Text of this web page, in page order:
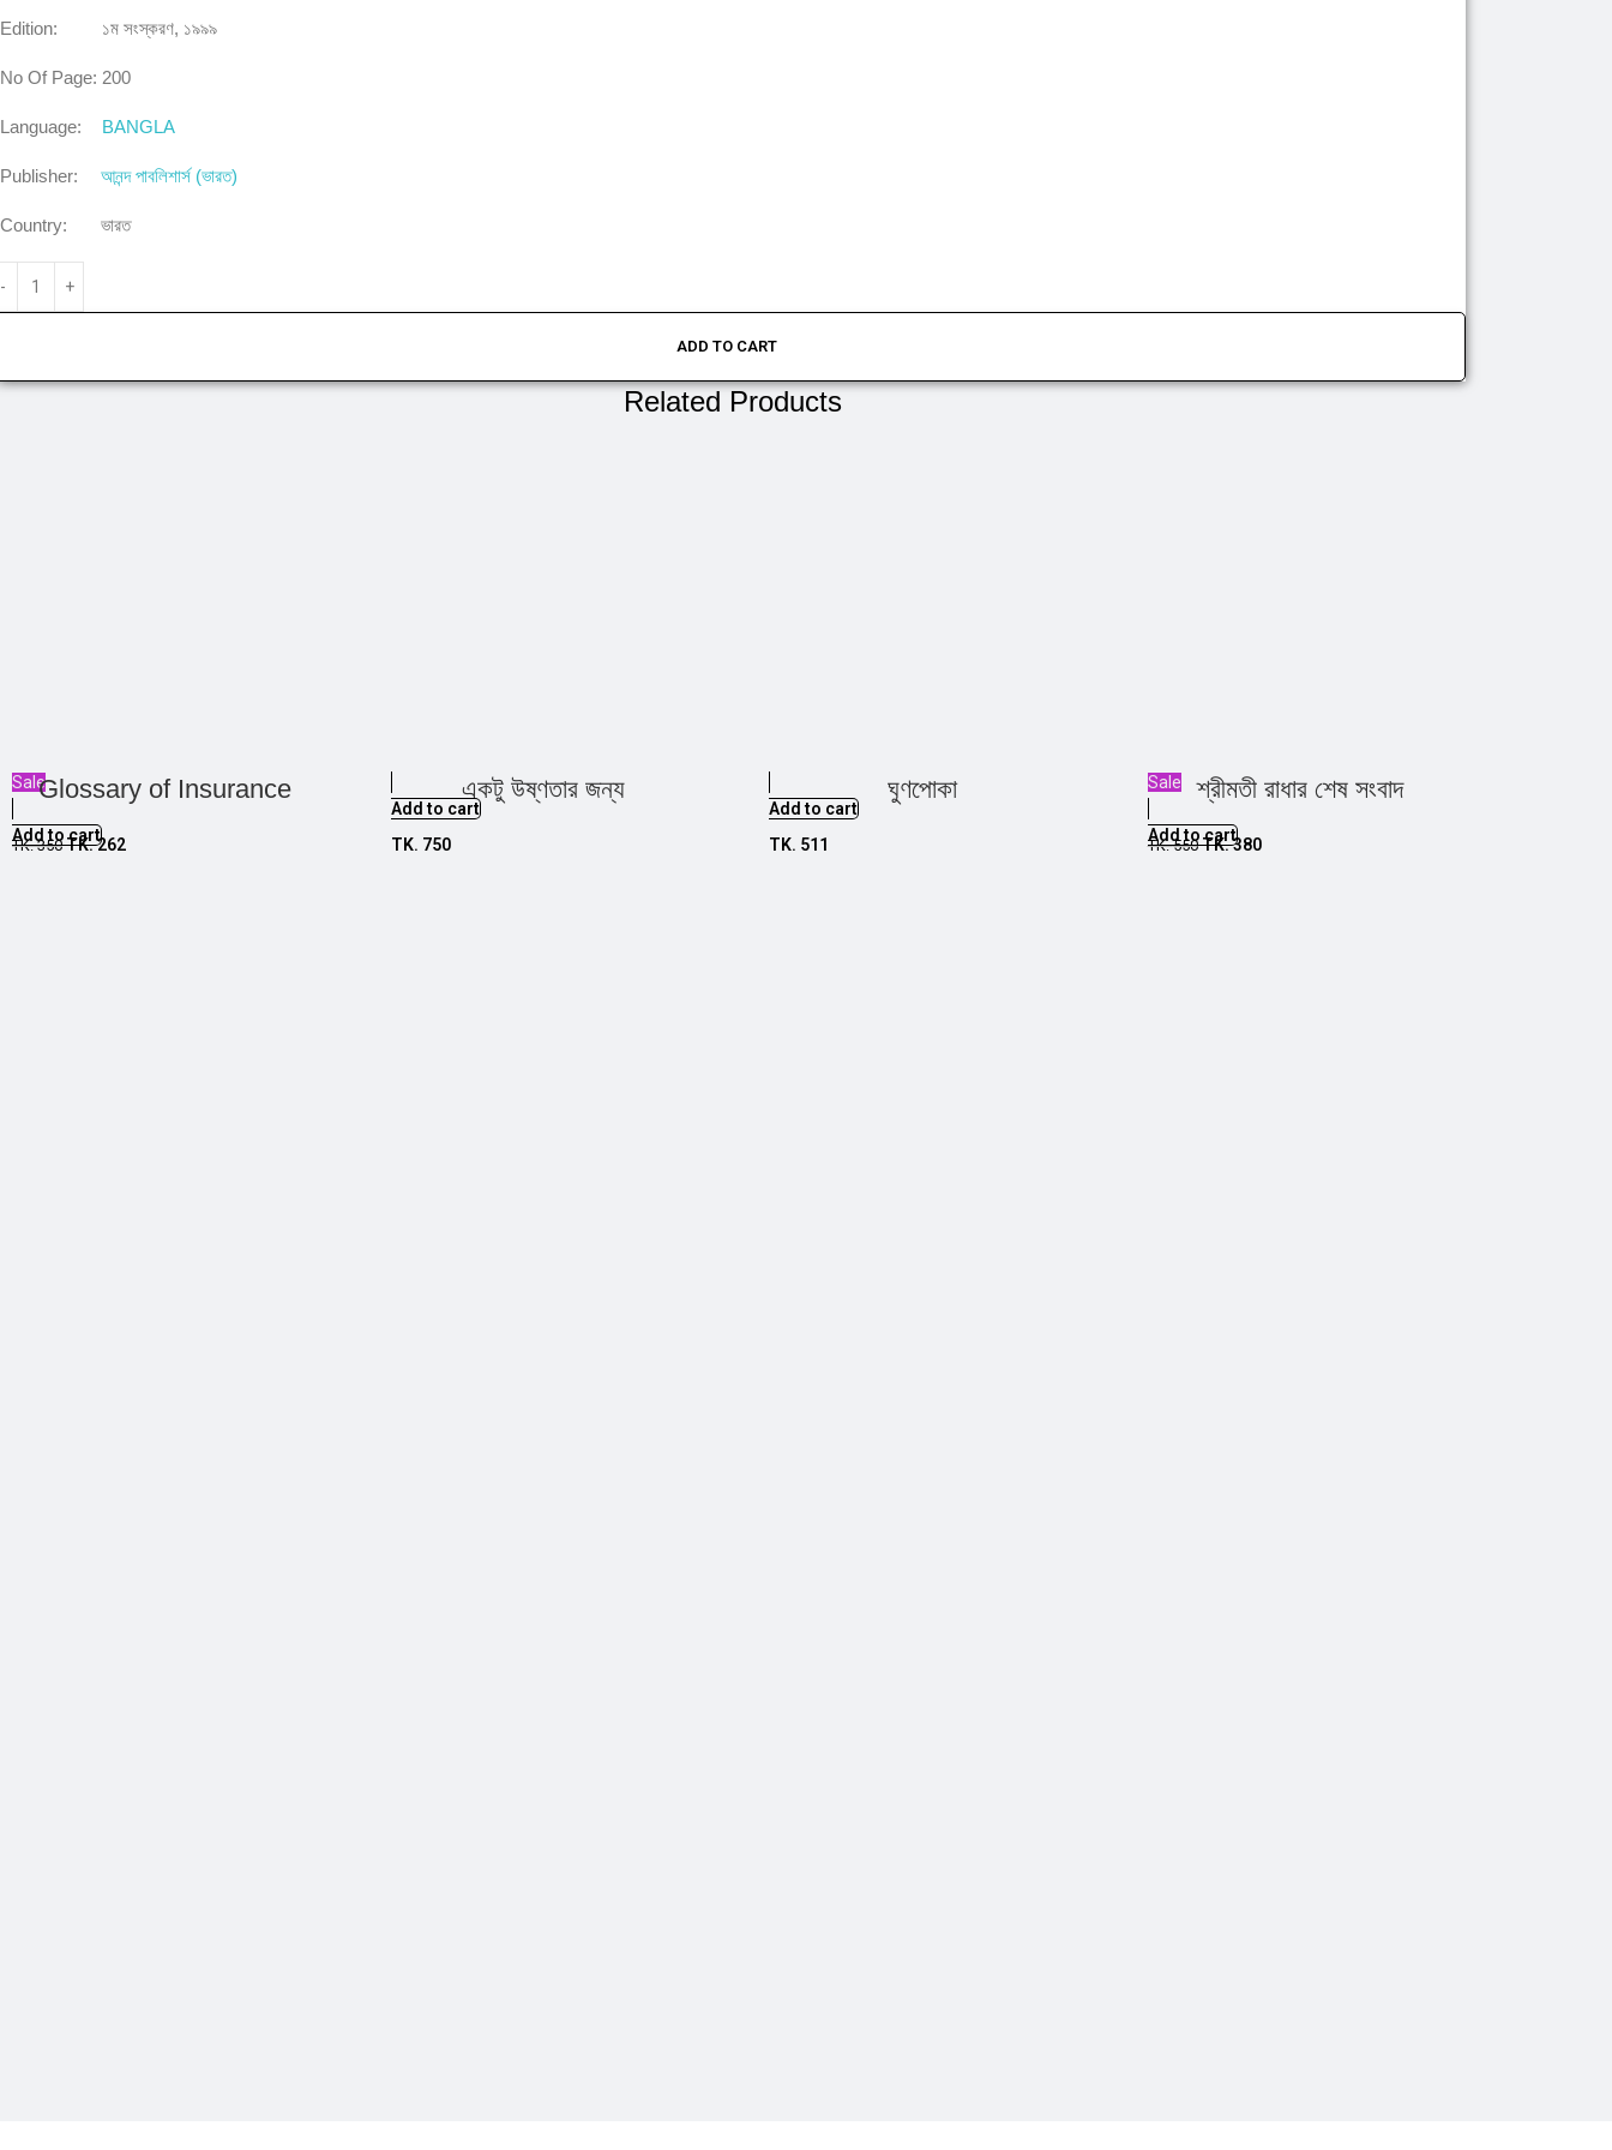
Edition: ১ম সংস্করণ, ১৯৯৯
No Of Page: 200
Language: BANGLA
Publisher: আনন্দ পাবলিশার্স (ভারত)
Country: ভারত
ADD TO CART
Related Products
Sale
Add to cart
Glossary of Insurance
TK.350 TK.262
Add to cart
একটু উষ্ণতার জন্য
TK. 750
Add to cart
ঘুণপোকা
TK. 511
Sale
Add to cart
শ্রীমতী রাধার শেষ সংবাদ
TK.550 TK.380